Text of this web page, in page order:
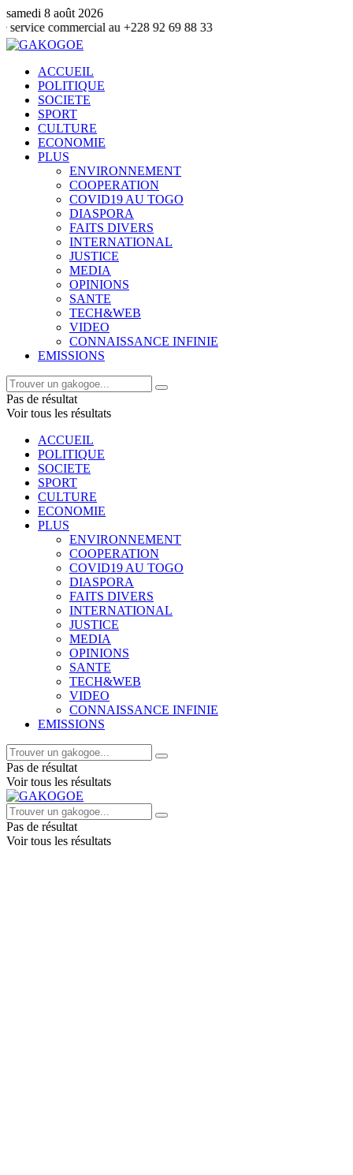
samedi 8 août 2026
au +228 92 69 88 33
ACCUEIL
POLITIQUE
SOCIETE
SPORT
CULTURE
ECONOMIE
PLUS
ENVIRONNEMENT
COOPERATION
COVID19 AU TOGO
DIASPORA
FAITS DIVERS
INTERNATIONAL
JUSTICE
MEDIA
OPINIONS
SANTE
TECH&WEB
VIDEO
CONNAISSANCE INFINIE
EMISSIONS
Pas de résultat
Voir tous les résultats
ACCUEIL
POLITIQUE
SOCIETE
SPORT
CULTURE
ECONOMIE
PLUS
ENVIRONNEMENT
COOPERATION
COVID19 AU TOGO
DIASPORA
FAITS DIVERS
INTERNATIONAL
JUSTICE
MEDIA
OPINIONS
SANTE
TECH&WEB
VIDEO
CONNAISSANCE INFINIE
EMISSIONS
Pas de résultat
Voir tous les résultats
Pas de résultat
Voir tous les résultats